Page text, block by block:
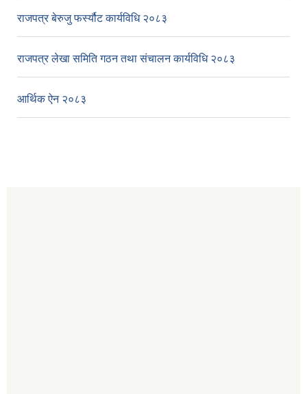
राजपत्र बेरुजु फर्स्यौट कार्यविधि २०८३
राजपत्र लेखा समिति गठन तथा संचालन कार्यविधि २०८३
आर्थिक ऐन २०८३